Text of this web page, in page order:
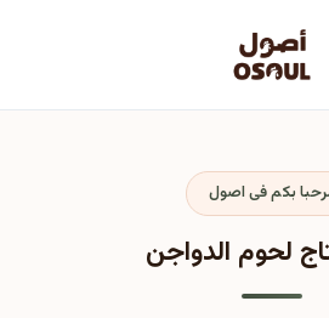
بكم فى اصول
لحوم الدواجن